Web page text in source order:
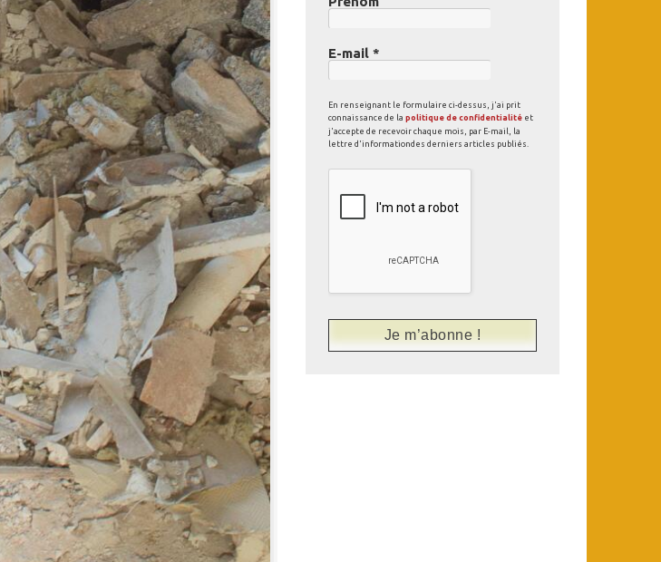
E-mail *
En renseignant le formulaire ci-dessus, j'ai prit
connaissance de la politique de confidentialité et
j'accepte de recevoir chaque mois, par E-mail, la
lettre d'informationdes derniers articles publiés.